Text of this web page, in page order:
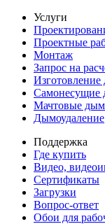
Услуги
Проектные
Монтаж
Запрос на
Самонесущие
Мачтовые
Дымоудаление
Поддержка
Где купить
Видео,
Сертификаты
Загрузки
Вопрос-ответ
Обои для